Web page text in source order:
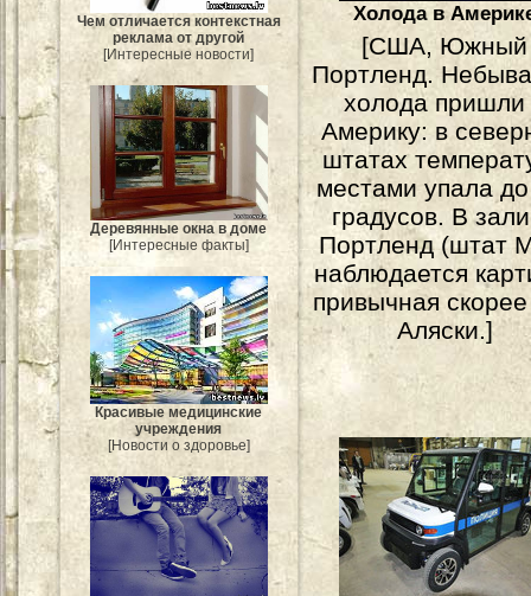
Чем отличается контекстная
реклама от другой
[Интересные новости]
Деревянные окна в доме
[Интересные факты]
Красивые медицинские
учреждения
[Новости о здоровье]
Холода в
[США, Южный
Портленд.
холода пришли
Америку: в
штатах
местами упала
градусов. В
Портленд (штат
наблюдается
привычная
Аляски.]